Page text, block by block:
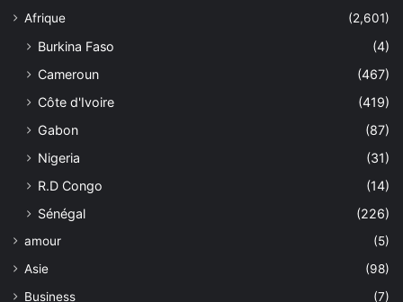
Afrique
(2,601)
Burkina Faso
(4)
Cameroun
(467)
Côte d'Ivoire
(419)
Gabon
(87)
Nigeria
(31)
R.D Congo
(14)
Sénégal
(226)
amour
(5)
Asie
(98)
Business
(7)